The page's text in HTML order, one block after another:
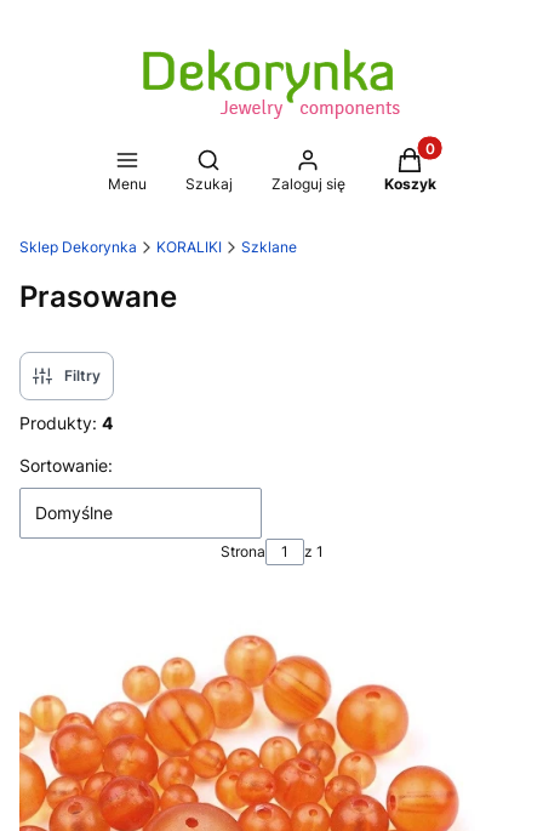
Menu
Otwórz wyszukiwarkę
Szukaj Zaloguj się
Produkty w
Koszyk
Sklep Dekorynka KORALIKI Szklane
Prasowane
Filtry
Produkty: 4
Lista produktów
Sortowanie:
Domyślne
Strona z 1